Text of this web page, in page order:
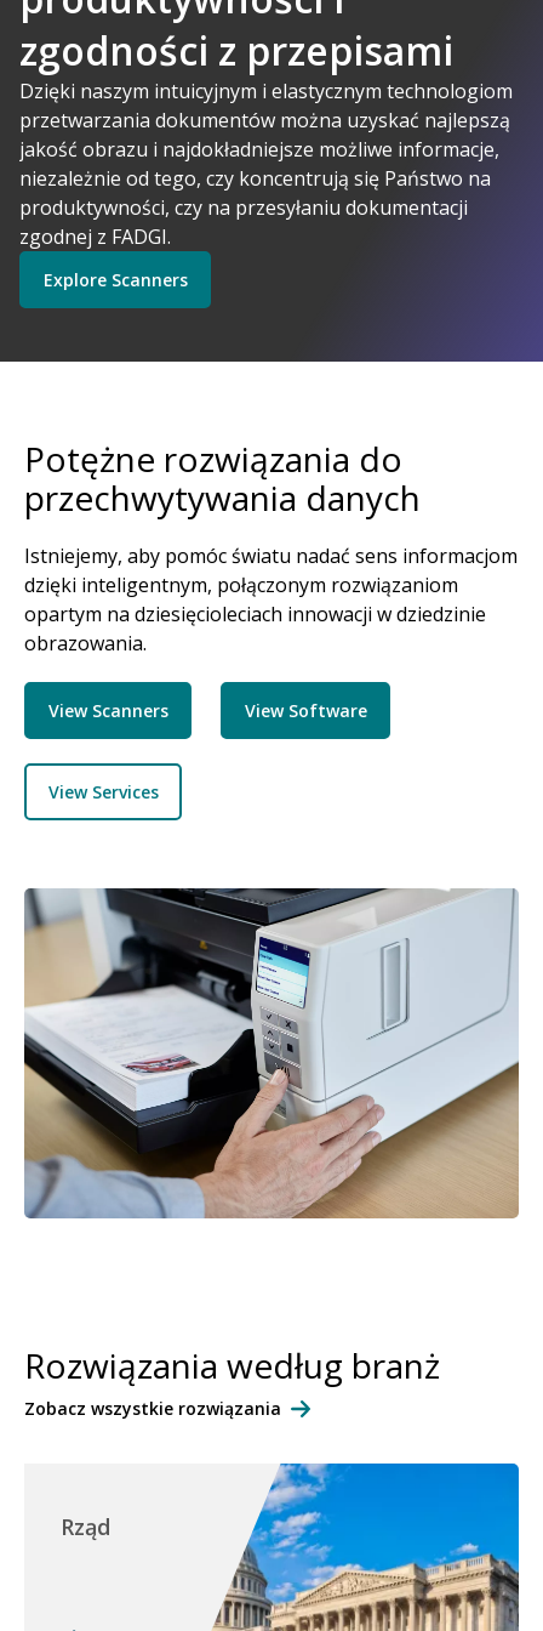
zgodności z przepisami
Dzięki naszym intuicyjnym i elastycznym technologiom
przetwarzania dokumentów można uzyskać najlepszą
jakość obrazu i najdokładniejsze możliwe informacje,
niezależnie od tego, czy koncentrują się Państwo na
produktywności, czy na przesyłaniu dokumentacji
zgodnej z FADGI.
Explore Scanners
A-Powered
Get Started
Kodak Alaris ma sens
Explore Software Explore Scanners
Explore Services
Potężne rozwiązania do
przechwytywania danych
Istniejemy, aby pomóc światu nadać sens informacjom
dzięki inteligentnym, połączonym rozwiązaniom
opartym na dziesięcioleciach innowacji w dziedzinie
obrazowania.
View Scanners View Software
View Services
Obraz
Rozwiązania według branż
Zobacz wszystkie rozwiązania
Rząd